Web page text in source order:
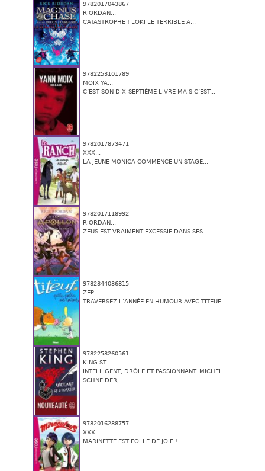
9782017043867
RIORDAN...
CATASTROPHE ! LOKI LE TERRIBLE A...
9782253101789
MOIX YA...
C’EST SON DIX-SEPTIÈME LIVRE MAIS C’EST...
9782017873471
XXX...
LA JEUNE MONICA COMMENCE UN STAGE...
9782017118992
RIORDAN...
ZEUS EST VRAIMENT EXCESSIF DANS SES...
9782344036815
ZEP...
TRAVERSEZ L’ANNÉE EN HUMOUR AVEC TITEUF...
9782253260561
KING ST...
INTELLIGENT, DRÔLE ET PASSIONNANT. MICHEL
SCHNEIDER,...
9782016288757
XXX...
MARINETTE EST FOLLE DE JOIE !...